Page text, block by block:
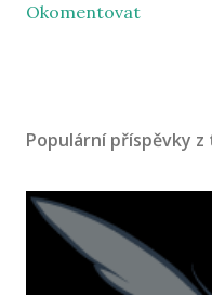
Okomentovat
Populární příspěvky